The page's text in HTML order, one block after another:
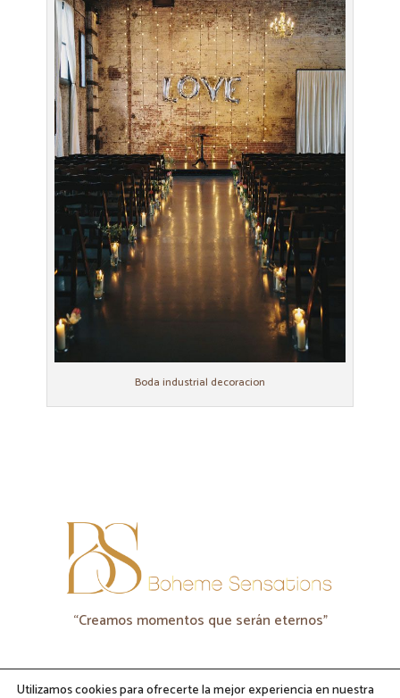
Boda industrial decoracion
“Creamos momentos que serán eternos"
Utilizamos cookies para ofrecerte la mejor experiencia en nuestra